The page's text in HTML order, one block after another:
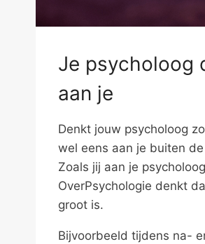
Je psycholoog
aan je
Denkt jouw psycholoog
wel eens aan je buiten
Zoals jij aan je
OverPsychologie denkt
groot is.
Bijvoorbeeld tijdens na-